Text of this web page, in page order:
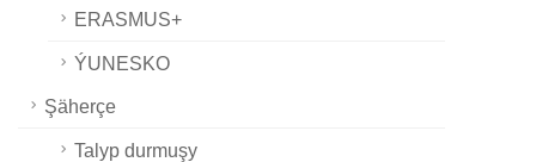
ERASMUS+
ÝUNESKO
Şäherçe
Talyp durmuşy